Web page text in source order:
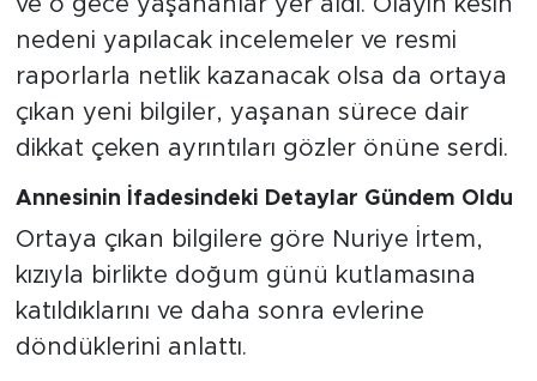
nedeni yapılacak incelemeler ve resmi
raporlarla netlik kazanacak olsa da ortaya
çıkan yeni bilgiler, yaşanan sürece dair
dikkat çeken ayrıntıları gözler önüne serdi.
Annesinin İfadesindeki Detaylar Gündem Oldu
Ortaya çıkan bilgilere göre Nuriye İrtem,
kızıyla birlikte doğum günü kutlamasına
katıldıklarını ve daha sonra evlerine
döndüklerini anlattı.